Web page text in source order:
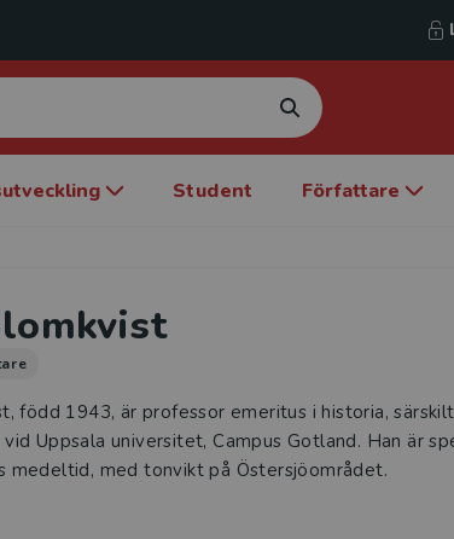
Student Författare
född 1943, är professor emeritus i historia, särskilt
Uppsala universitet, Campus Gotland. Han är
medeltid, med tonvikt på Östersjöområdet.